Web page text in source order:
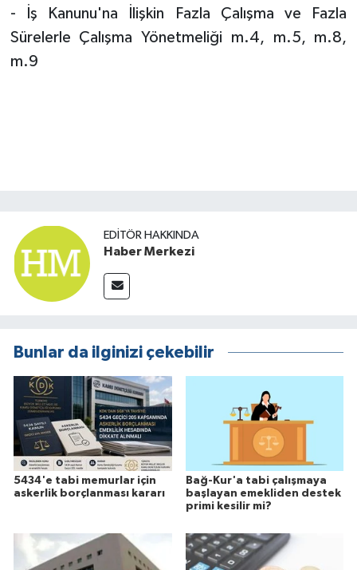
- İş Kanunu'na İlişkin Fazla Çalışma ve Fazla
Sürelerle Çalışma Yönetmeliği m.4, m.5, m.8,
m.9
EDITÖR HAKKINDA
Haber Merkezi
Bunlar da ilginizi çekebilir
5434'e tabi memurlar için
askerlik borçlanması kararı
Bağ-Kur'a tabi çalışmaya
başlayan emekliden destek
primi kesilir mi?